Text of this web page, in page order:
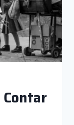
Contar